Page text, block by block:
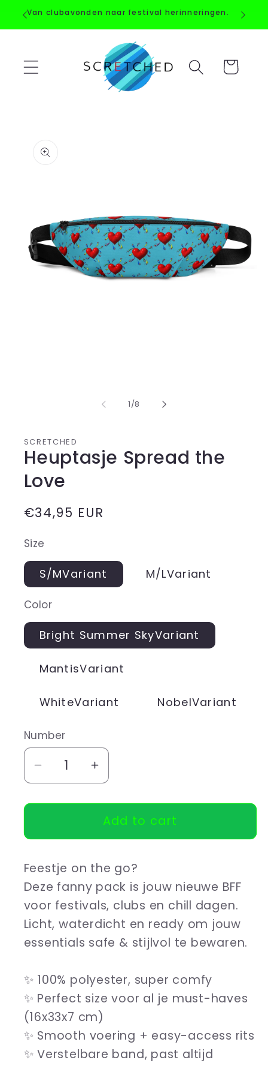
to the
content
Van clubavonden naar festival herinneringen.
Shopping
Cart
information
1/from
8
SCRETCHED
Heuptasje Spread the
Love
Normale
€34,95 EUR
Size
S/MVariant M/LVariant
Color
Bright Summer SkyVariant
MantisVariant
WhiteVariant NobelVariant
Number
Aantal
verlagen
voor
Spread
Love
Aantal
verhogen
voor
Heuptasje
Spread
Love
Add to cart
Feestje on the go?
Deze fanny pack is jouw nieuwe BFF
voor festivals, clubs en chill dagen.
Licht, waterdicht en ready om jouw
essentials safe & stijlvol te bewaren.
✨ 100% polyester, super comfy
✨ Perfect size voor al je must-haves
(16x33x7 cm)
✨ Smooth voering + easy-access rits
✨ Verstelbare band, past altijd